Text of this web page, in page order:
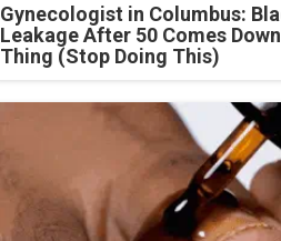
Gynecologist in Columbus:
Leakage After 50 Comes
Thing (Stop Doing This)